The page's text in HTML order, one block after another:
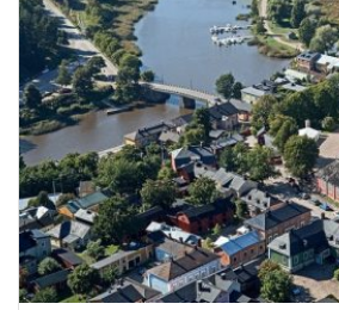
muunnelma.
Voit
tehdä
valinnat
tuotteen
sivulla.